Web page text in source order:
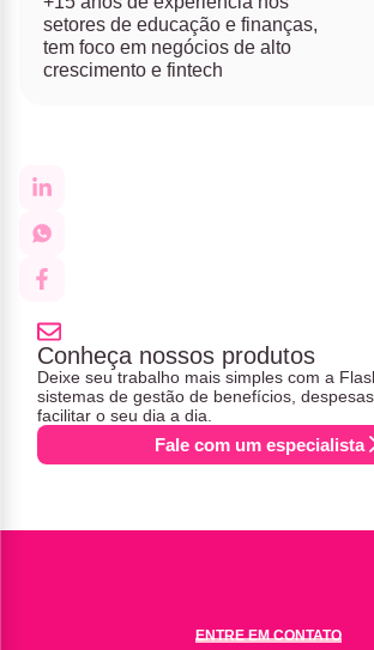
setores de educação e finanças,
tem foco em negócios de alto
crescimento e fintech
Conheça nossos produtos
Deixe seu trabalho mais simples com a
sistemas de gestão de benefícios,
facilitar o seu dia a dia.
Fale com um especialista
ENTRE EM CONTATO